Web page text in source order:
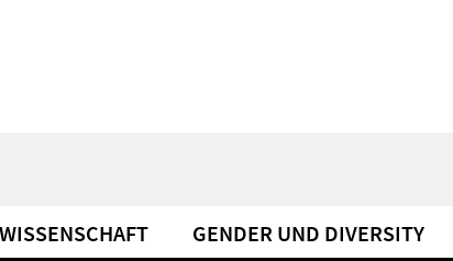
GENDER UND DIVERSITY